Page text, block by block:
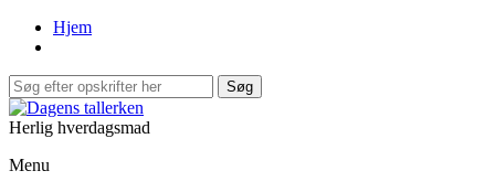
Hjem
Herlig hverdagsmad
Menu